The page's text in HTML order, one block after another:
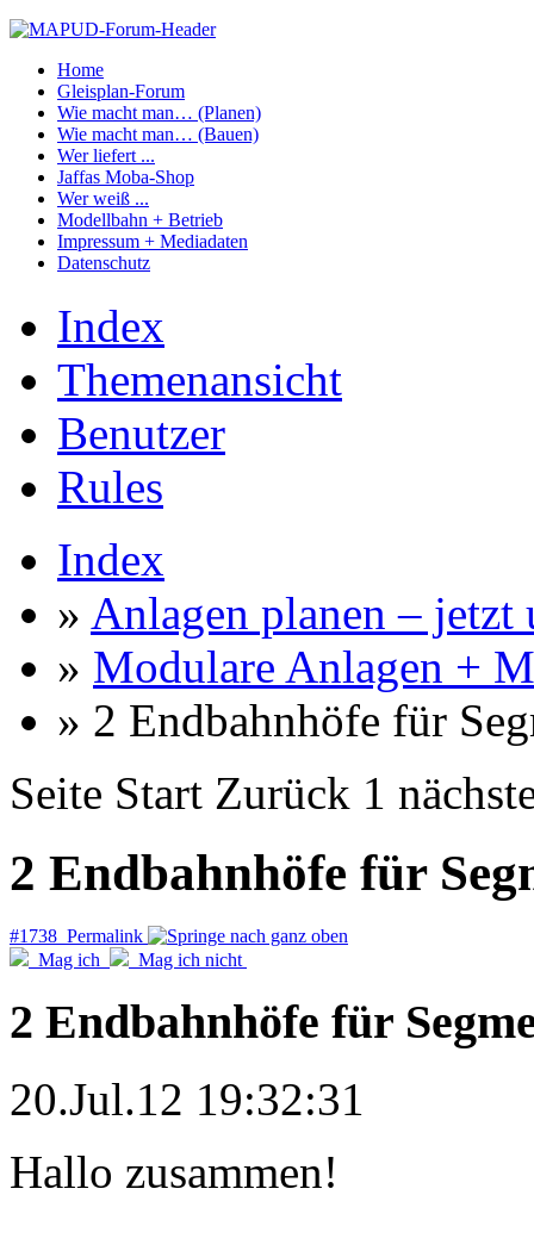
Home
Gleisplan-Forum
Wie macht man… (Planen)
Wie macht man… (Bauen)
Wer liefert ...
Jaffas Moba-Shop
Wer weiß ...
Modellbahn + Betrieb
Impressum + Mediadaten
Datenschutz
Index
Themenansicht
Benutzer
Rules
Index
» Anlagen planen – jetzt
» Modulare Anlagen +
» 2 Endbahnhöfe für
Seite Start Zurück 1
2 Endbahnhöfe für
#1738 Permalink
Mag ich
Mag ich nicht
2 Endbahnhöfe für
20.Jul.12 19:32:31
Hallo zusammen!